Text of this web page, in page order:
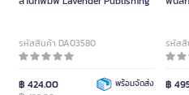
รหัสสินค้า DA03580
฿ 424.00
พร้อมจัดส่ง
รหัสสิ
฿